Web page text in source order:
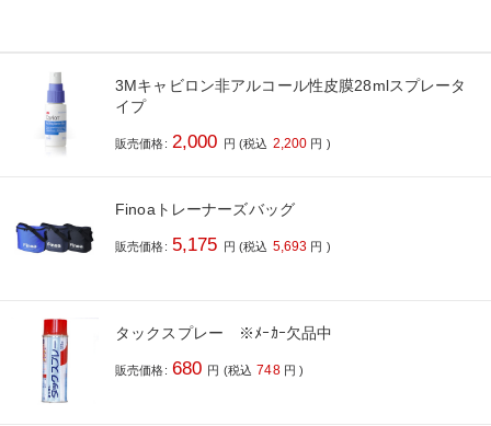
3Mキャビロン非アルコール性皮膜28mlスプレータ
イプ
販売価格: 2,000 円 (税込 2,200 円 )
Finoaトレーナーズバッグ
販売価格: 5,175 円 (税込 5,693 円 )
タックスプレー ※ﾒｰｶｰ欠品中
販売価格: 680 円 (税込 748 円)